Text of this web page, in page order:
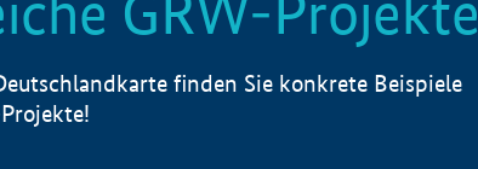
finden Sie konkrete Beispiele